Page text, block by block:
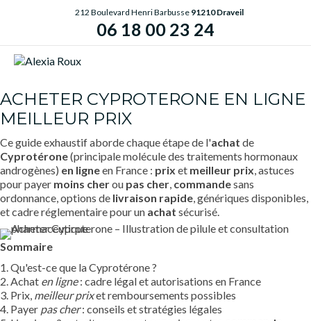
212 Boulevard Henri Barbusse 91210 Draveil
06 18 00 23 24
ACHETER CYPROTERONE EN LIGNE
MEILLEUR PRIX
Ce guide exhaustif aborde chaque étape de l'achat de
Cyprotérone(principale molécule des traitements hormonaux
androgènes) en ligneen France : prix et meilleur prix, astuces
pour payer moins cherou pas cher, commandesans
ordonnance, options de livraison rapide, génériques disponibles,
et cadre réglementaire pour un achat sécurisé.
Sommaire
1. Qu'est-ce que la Cyprotérone ?
2. Achat en ligne: cadre légal et autorisations en France
3. Prix, meilleur prixet remboursements possibles
4. Payer pas cher: conseils et stratégies légales